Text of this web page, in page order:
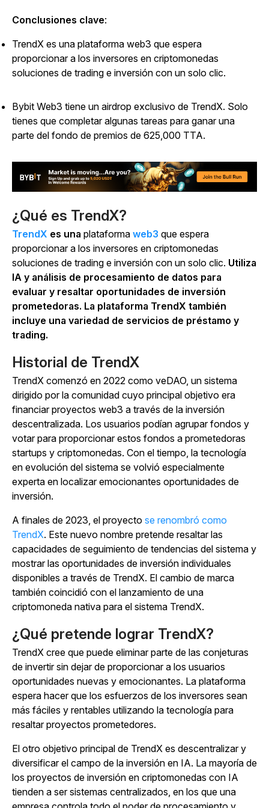
Conclusiones clave:
TrendX es una plataforma web3 que espera
proporcionar a los inversores en criptomonedas
soluciones de trading e inversión con un solo clic.
Bybit Web3 tiene un airdrop exclusivo de TrendX. Solo
tienes que completar algunas tareas para ganar una
parte del fondo de premios de 625,000 TTA.
¿Qué es TrendX?
TrendX es una plataforma web3 que espera
proporcionar a los inversores en criptomonedas
soluciones de trading e inversión con un solo clic. Utiliza
IA y análisis de procesamiento de datos para
evaluar y resaltar oportunidades de inversión
prometedoras. La plataforma TrendX también
incluye una variedad de servicios de préstamo y
trading.
Historial de TrendX
TrendX comenzó en 2022 como veDAO, un sistema
dirigido por la comunidad cuyo principal objetivo era
financiar proyectos web3 a través de la inversión
descentralizada. Los usuarios podían agrupar fondos y
votar para proporcionar estos fondos a prometedoras
startups y criptomonedas. Con el tiempo, la tecnología
en evolución del sistema se volvió especialmente
experta en localizar emocionantes oportunidades de
inversión.
A finales de 2023, el proyecto se renombró como
TrendX. Este nuevo nombre pretende resaltar las
capacidades de seguimiento de tendencias del sistema y
mostrar las oportunidades de inversión individuales
disponibles a través de TrendX. El cambio de marca
también coincidió con el lanzamiento de una
criptomoneda nativa para el sistema TrendX.
¿Qué pretende lograr TrendX?
TrendX cree que puede eliminar parte de las conjeturas
de invertir sin dejar de proporcionar a los usuarios
oportunidades nuevas y emocionantes. La plataforma
espera hacer que los esfuerzos de los inversores sean
más fáciles y rentables utilizando la tecnología para
resaltar proyectos prometedores.
El otro objetivo principal de TrendX es descentralizar y
diversificar el campo de la inversión en IA. La mayoría de
los proyectos de inversión en criptomonedas con IA
tienden a ser sistemas centralizados, en los que una